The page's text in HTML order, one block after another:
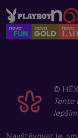
©
Tento